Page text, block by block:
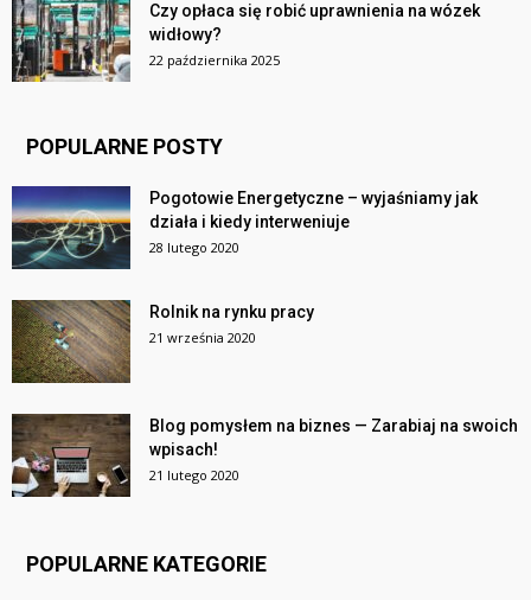
Czy opłaca się robić uprawnienia na wózek
widłowy?
22 października 2025
POPULARNE POSTY
Pogotowie Energetyczne – wyjaśniamy jak
działa i kiedy interweniuje
28 lutego 2020
Rolnik na rynku pracy
21 września 2020
Blog pomysłem na biznes — Zarabiaj na swoich
wpisach!
21 lutego 2020
POPULARNE KATEGORIE